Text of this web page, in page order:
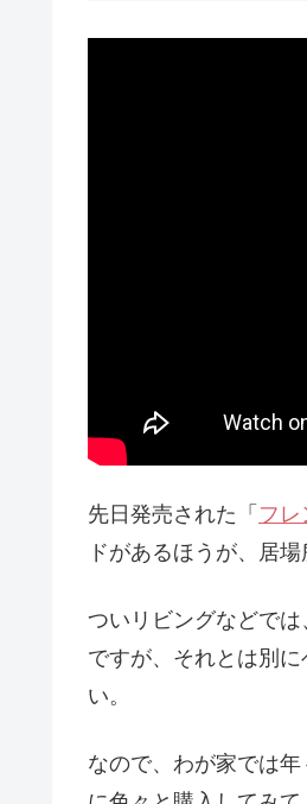
先日発売された「 フ
ドがあるほうが、居
ついリビングなどで
ですが、それとは別
い。
なので、わが家では